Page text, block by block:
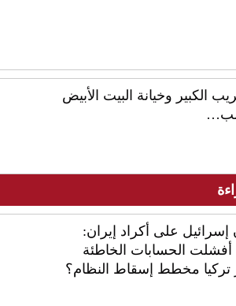
الكبير وخيانة البيت الأبيض
إسرائيل على أكراد إيران:
الحسابات الخاطئة
تركيا مخطط إسقاط النظام؟